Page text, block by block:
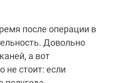
после операции в
Довольно
а вот
не стоит: если